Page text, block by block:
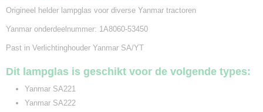
Origineel helder lampglas voor diverse Yanmar tractoren
Yanmar onderdeelnummer: 1A8060-53450
Past in Verlichtinghouder Yanmar SA/YT
Dit lampglas is geschikt voor de volgende types:
Yanmar SA221
Yanmar SA222